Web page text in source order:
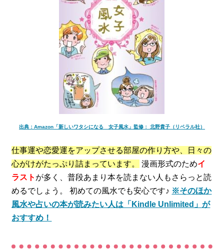
出典：Amazon「新しいワタシになる 女子風水」監修： 北野貴子（リベラル社）
仕事運や恋愛運をアップさせる部屋の作り方や、日々の
心がけがたっぷり詰まっています。
漫画形式のためイ
ラスト が多く、普段あまり本を読まない人もさらっと読
めるでしょう。 初めての風水でも安心です♪ ※そのほか
風水や占いの本が読みたい人は「Kindle Unlimited」が
おすすめ！